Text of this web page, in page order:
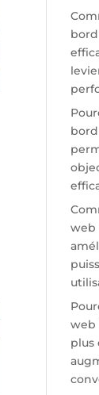
web
web
plus